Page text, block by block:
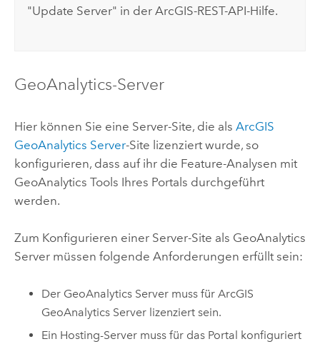
"Update Server" in der ArcGIS-REST-API-Hilfe.
GeoAnalytics-Server
Hier können Sie eine Server-Site, die als ArcGIS
GeoAnalytics Server-Site lizenziert wurde, so
konfigurieren, dass auf ihr die Feature-Analysen mit
GeoAnalytics Tools Ihres Portals durchgeführt
werden.
Zum Konfigurieren einer Server-Site als GeoAnalytics
Server müssen folgende Anforderungen erfüllt sein:
Der GeoAnalytics Server muss fürArcGIS
GeoAnalytics Server lizenziert sein.
Ein Hosting-Server muss für das Portal konfiguriert